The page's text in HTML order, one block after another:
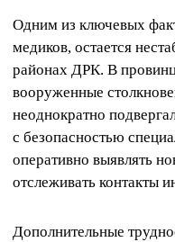
Одним из ключевых
медиков, остается
районах ДРК. В
вооруженные
неоднократно
с безопасностью
оперативно выявлять
отслеживать контакты
Дополнительные